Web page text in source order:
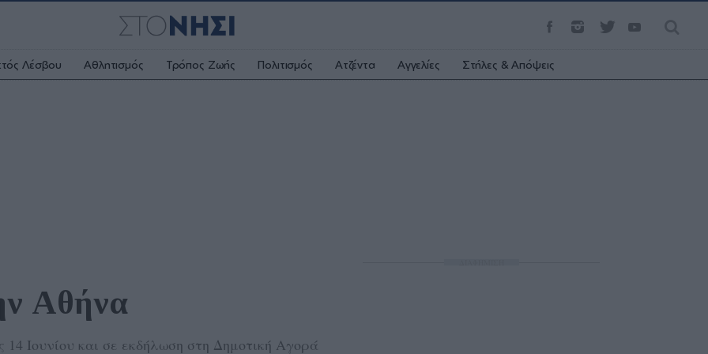
Λέσβου Αθλητισμός Τρόπος Ζωής Πολιτισμός Ατζέντα Αγγελίες Στήλες & Απόψεις
Αθήνα
Ιουνίου και σε εκδήλωση στη Δημοτική Αγορά